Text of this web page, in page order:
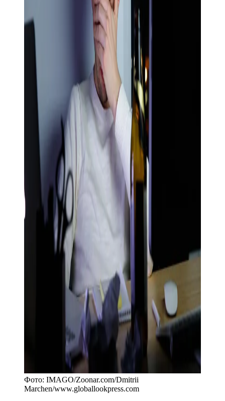
Фото: IMAGO/Zoonar.com/Dmitrii
Marchen/www.globallookpress.com